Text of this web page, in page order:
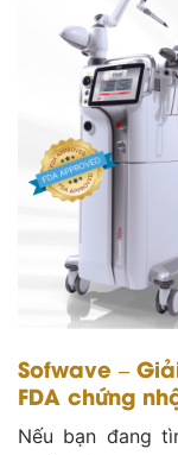
Sofwave –
FDA chứng
Nếu bạn đang